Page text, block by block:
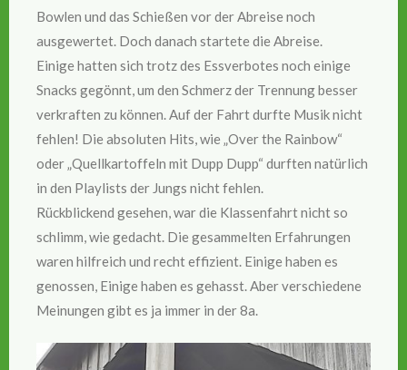
Bowlen und das Schießen vor der Abreise noch
ausgewertet. Doch danach startete die Abreise.
Einige hatten sich trotz des Essverbotes noch einige
Snacks gegönnt, um den Schmerz der Trennung besser
verkraften zu können. Auf der Fahrt durfte Musik nicht
fehlen! Die absoluten Hits, wie „Over the Rainbow“
oder „Quellkartoffeln mit Dupp Dupp“ durften natürlich
in den Playlists der Jungs nicht fehlen.
Rückblickend gesehen, war die Klassenfahrt nicht so
schlimm, wie gedacht. Die gesammelten Erfahrungen
waren hilfreich und recht effizient. Einige haben es
genossen, Einige haben es gehasst. Aber verschiedene
Meinungen gibt es ja immer in der 8a.